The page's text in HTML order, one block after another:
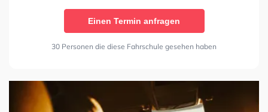
Einen Termin anfragen
30 Personen die diese Fahrschule gesehen haben